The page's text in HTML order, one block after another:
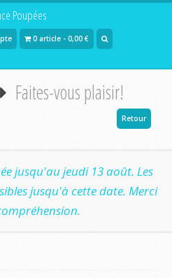
Poupées
0 article - 0,00 €
Faites-vous plaisir!
Retour
jusqu'au jeudi 13 août. Les
jusqu'à cette date. Merci